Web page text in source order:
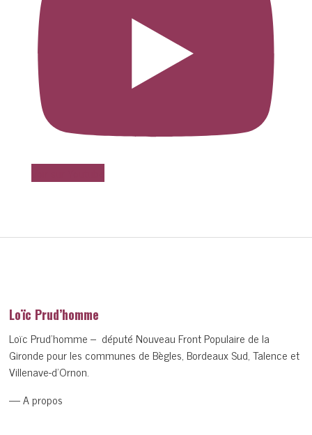
Loïc Prud’homme
Loïc Prud’homme – député Nouveau Front Populaire de la
Gironde pour les communes de Bègles, Bordeaux Sud, Talence et
Villenave-d’Ornon.
— A propos